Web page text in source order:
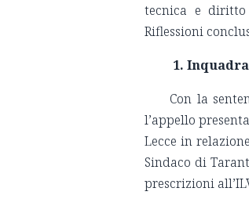
tecnica e
Riflessioni
1.
Con la
l’appello
Lecce in
Sindaco di
prescrizioni